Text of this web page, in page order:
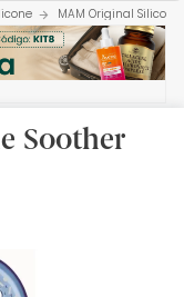
MAM Original Silicone
Soother